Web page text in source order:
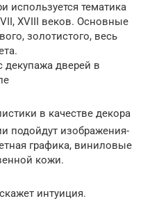
используется тематика
XVIII веков. Основные
золотистого, весь
дверей в
в качестве декора
подойдут изображения-
графика, виниловые
кожи.
интуиция.